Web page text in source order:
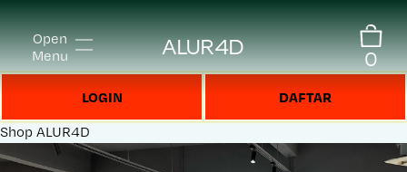
Open
Menu
ALUR4D 0
LOGIN DAFTAR
Shop ALUR4D